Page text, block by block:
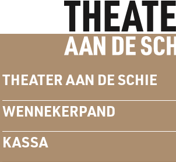
THEATER AAN DE SCHIE
WENNEKERPAND
KASSA